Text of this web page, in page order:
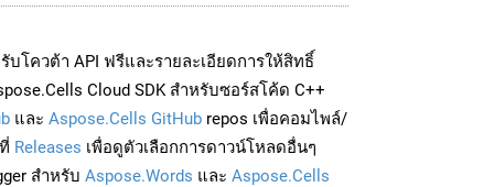
รับโควต้า API ฟรีและรายละเอียดการให้สิทธิ์
Cloud SDK สำหรับซอร์สโค้ด C++
และ Aspose.Cells GitHub repos เพื่อคอมไพล์/
Releases เพื่อดูตัวเลือกการดาวน์โหลดอื่นๆ
สำหรับ Aspose.Words และ Aspose.Cells